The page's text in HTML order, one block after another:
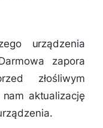
urządzenia
zapora
złośliwym
aktualizację